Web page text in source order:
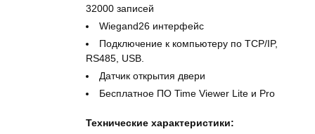
32000 записей
Wiegand26 интерфейс
Подключение к компьютеру по TCP/IP,
RS485, USB.
Датчик открытия двери
Бесплатное ПО Time Viewer Lite и Pro
Технические характеристики: